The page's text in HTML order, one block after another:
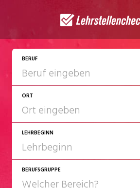
BERUF
ORT
LEHRBEGINN
2027
BERUFSGRUPPE